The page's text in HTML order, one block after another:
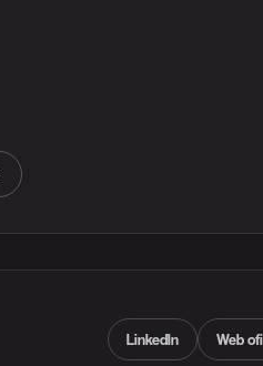
LinkedIn Web